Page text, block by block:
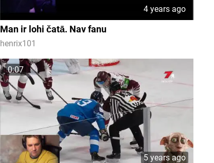
4 years ago
Man ir lohi čatā. Nav fanu
henrix101
0:07
5 years ago